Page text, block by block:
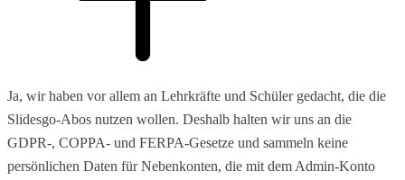
Ja, wir haben vor allem an Lehrkräfte und Schüler gedacht, die die
Slidesgo-Abos nutzen wollen. Deshalb halten wir uns an die
GDPR-, COPPA- und FERPA-Gesetze und sammeln keine
persönlichen Daten für Nebenkonten, die mit dem Admin-Konto